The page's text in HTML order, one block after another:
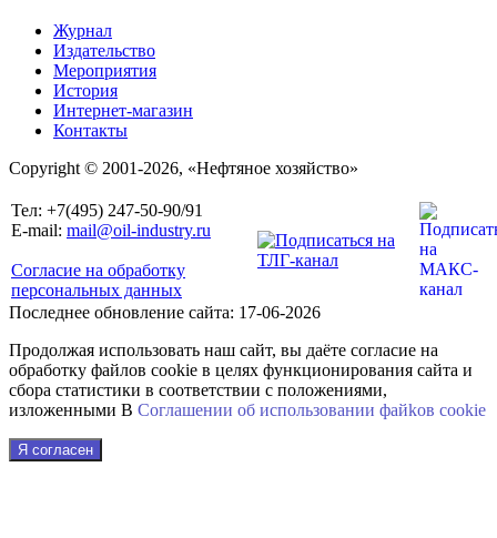
Журнал
Издательство
Мероприятия
История
Интернет-магазин
Контакты
Copyright © 2001-2026, «Нефтяное хозяйство»
Тел: +7(495) 247-50-90/91
E-mail: mail@oil-industry.ru
Согласие на обработку
персональных данных
Последнее обновление сайта: 17-06-2026
Продолжая использовать наш сайт, вы даёте согласие на
обработку файлов cookie в целях функционирования сайта и
сбора статистики в соответствии с положениями,
изложенными В Соглашении об использовании файkов cookie
Я согласен